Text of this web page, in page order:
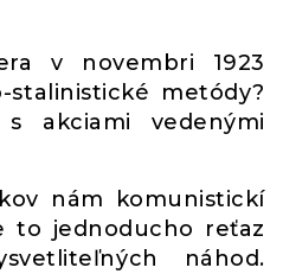
v novembri 1923
stalinistické metódy?
s akciami vedenými
nám komunistickí
to jednoducho reťaz
náhod.